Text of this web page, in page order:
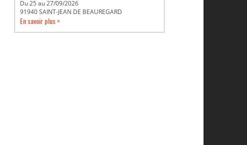
Du 25 au 27/09/2026
91940 SAINT-JEAN DE BEAUREGARD
En savoir plus >